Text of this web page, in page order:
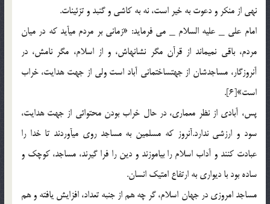
نهی از منکر و دعوت به خیر است، نه به کاشی و گنبد و تزئینات.
امام علی _ علیه السلام _ می فرماید: «زمانی بر مردم می‏آید که در میان
مردم، باقی نمی‏ماند از قرآن مگر نشانه‏اش، و از اسلام، مگر نامش، در
آنروزگار، مساجدشان از جهت‏ساختمانی آباد است ولی از جهت هدایت، خراب
است‏»[6].
پس، آبادی از نظر معماری، در حال خراب بودن محتوائی از جهت هدایت،
سود و ارزشی ندارد.آنروز که مسلمین به مساجد روی می‏آوردند تا خدا را
عبادت کنند و آداب اسلام را بیاموزند و دین را فرا گیرند، مساجد، کوچک و
ساده بود با دیواری به ارتفاع امت‏یک انسان.
مساجد امروزی در جهان اسلام، گر چه هم از جنبه تعداد، افزایش یافته و هم